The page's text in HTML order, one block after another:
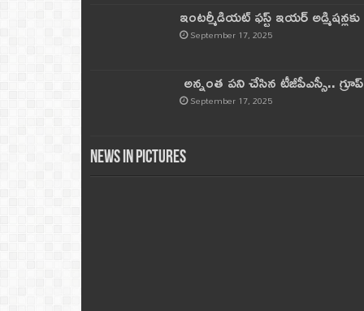
ఇంటర్మీడియట్ ఫస్ట్‌ ఇయర్‌
September 17, 2025
అన్నంత పని చేసిన టీజీపీఎస్సీ..
September 17, 2025
News in Pictures